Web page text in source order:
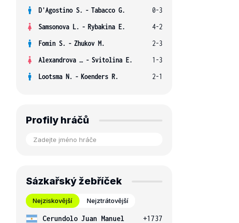
D'Agostino S. - Tabacco G.
0-3
Samsonova L. - Rybakina E.
4-2
Fomin S. - Zhukov M.
2-3
Alexandrova E. - Svitolina E.
1-3
Lootsma N. - Koenders R. 2-1
Profily hráčů
Sázkařský žebříček
Nejziskovější Nejztrátovější
Cerundolo Juan Manuel
+1737